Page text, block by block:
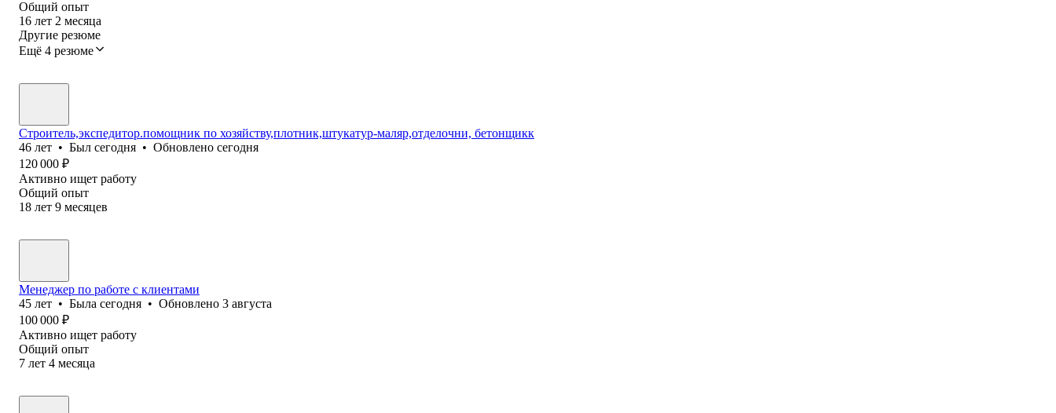
Общий опыт
16 лет 2 месяца
Другие резюме
Ещё 4 резюме
Строитель,экспедитор.помощник по хозяйству,плотник,штукатур-маляр,отделочни, бетонщикк
46 лет • Был сегодня • Обновлено сегодня
120 000 ₽
Активно ищет работу
Общий опыт
18 лет 9 месяцев
Менеджер по работе с клиентами
45 лет • Была сегодня • Обновлено 3 августа
100 000 ₽
Активно ищет работу
Общий опыт
7 лет 4 месяца